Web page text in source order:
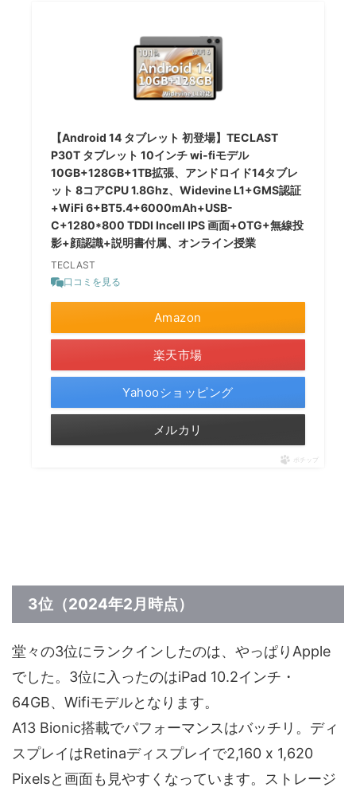
【Android 14 タブレット 初登場】TECLAST
P30T タブレット 10インチ wi-fiモデル
10GB+128GB+1TB拡張、アンドロイド14タブレ
ット 8コアCPU 1.8Ghz、Widevine L1+GMS認証
+WiFi 6+BT5.4+6000mAh+USB-
C+1280*800 TDDI Incell IPS 画面+OTG+無線投
影+顔認識+説明書付属、オンライン授業
TECLAST
口コミを見る
Amazon
楽天市場
Yahooショッピング
メルカリ
ポチップ
3位（2024年2月時点）
堂々の3位にランクインしたのは、やっぱりApple
でした。3位に入ったのはiPad 10.2インチ・
64GB、Wifiモデルとなります。
A13 Bionic搭載でパフォーマンスはバッチリ。ディ
スプレイはRetinaディスプレイで2,160 x 1,620
Pixelsと画面も見やすくなっています。ストレージ